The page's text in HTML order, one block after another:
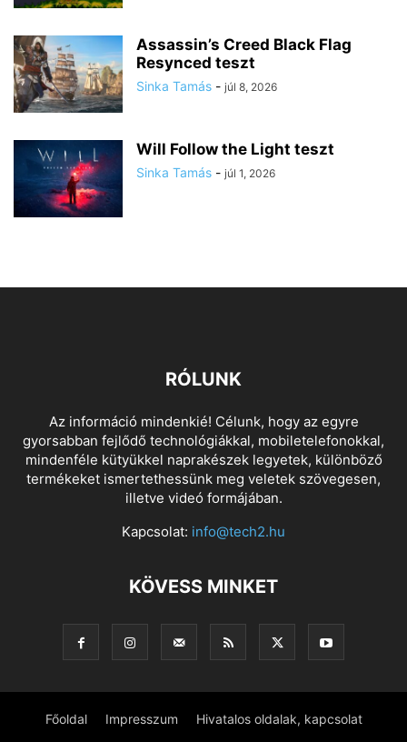
Assassin’s Creed Black Flag
Resynced teszt
Sinka Tamás - júl 8, 2026
Will Follow the Light teszt
Sinka Tamás - júl 1, 2026
RÓLUNK
Az információ mindenkié! Célunk, hogy az egyre
gyorsabban fejlődő technológiákkal, mobiletelefonokkal,
mindenféle kütyükkel naprakészek legyetek, különböző
termékeket ismertethessünk meg veletek szövegesen,
illetve videó formájában.
Kapcsolat: info@tech2.hu
KÖVESS MINKET
Főoldal Impresszum Hivatalos oldalak, kapcsolat